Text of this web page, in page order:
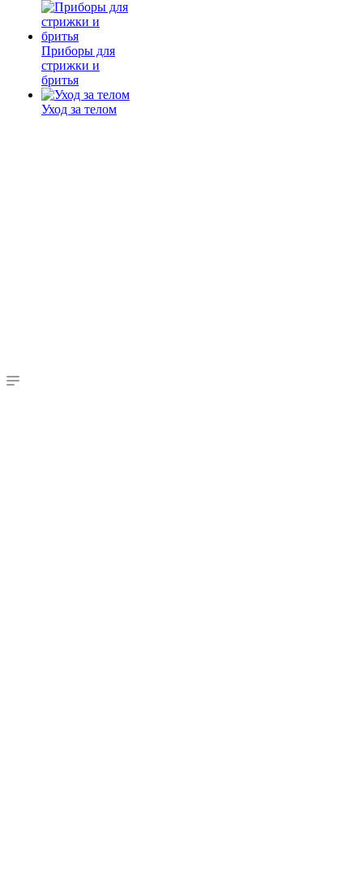
Приборы для
стрижки и
бритья
Уход за телом